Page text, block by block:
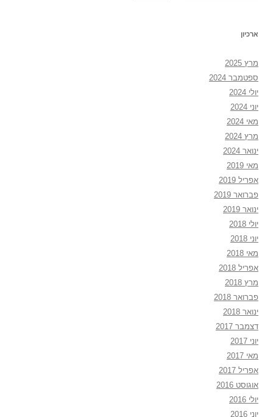
ארכיון
מרץ 2025
ספטמבר 2024
יולי 2024
יוני 2024
מאי 2024
מרץ 2024
ינואר 2024
מאי 2019
אפריל 2019
פברואר 2019
ינואר 2019
יולי 2018
יוני 2018
מאי 2018
אפריל 2018
מרץ 2018
פברואר 2018
ינואר 2018
דצמבר 2017
יוני 2017
מאי 2017
אפריל 2017
אוגוסט 2016
יולי 2016
יוני 2016